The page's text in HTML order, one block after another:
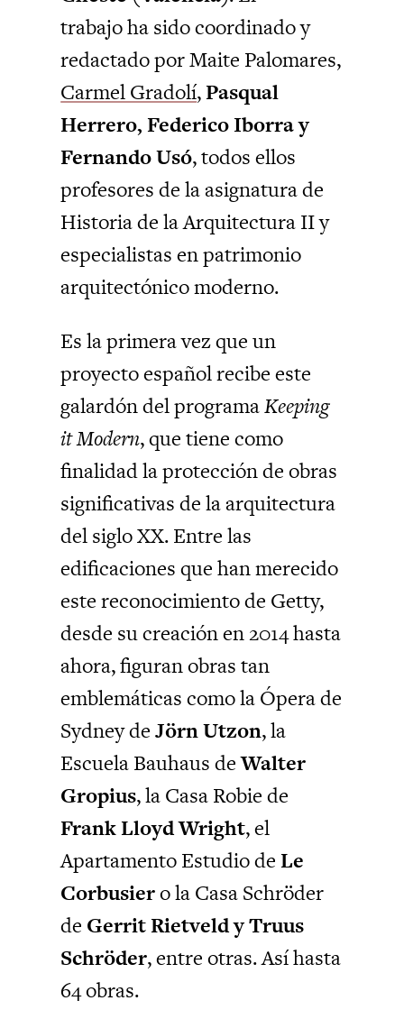
trabajo ha sido coordinado y
redactado por Maite Palomares,
Carmel Gradolí,Pasqual
Herrero, Federico Iborra y
Fernando Usó, todos ellos
profesores de la asignatura de
Historia de la Arquitectura II y
especialistas en patrimonio
arquitectónico moderno.
Es la primera vez que un
proyecto español recibe este
galardón del programaKeeping
it Modern, que tiene como
finalidad la protección de obras
significativas de la arquitectura
del siglo XX. Entre las
edificaciones que han merecido
este reconocimiento de Getty,
desde su creación en 2014 hasta
ahora, figuran obras tan
emblemáticas como la Ópera de
Sydney deJörn Utzon, la
Escuela Bauhaus deWalter
Gropius, la Casa Robie de
Frank Lloyd Wright, el
Apartamento Estudio deLe
Corbusiero la Casa Schröder
de Gerrit Rietveld y Truus
Schröder, entre otras. Así hasta
64 obras.